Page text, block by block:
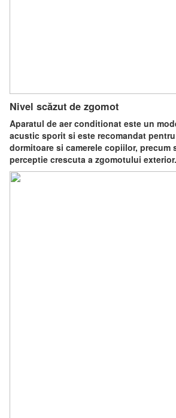
Nivel scăzut de zgomot
Aparatul de aer conditionat este un
acustic sporit si este recomandat
dormitoare si camerele copiilor, precum
perceptie crescuta a zgomotului exterior.